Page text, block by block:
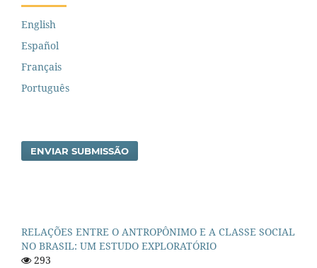
English
Español
Français
Português
ENVIAR SUBMISSÃO
RELAÇÕES ENTRE O ANTROPÔNIMO E A CLASSE SOCIAL
NO BRASIL: UM ESTUDO EXPLORATÓRIO
293